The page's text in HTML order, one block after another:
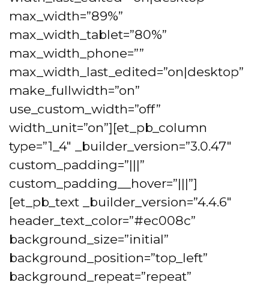
max_width=”89%”
max_width_tablet=”80%”
max_width_phone=””
max_width_last_edited=”on|desktop”
make_fullwidth=”on”
use_custom_width=”off”
width_unit=”on”][et_pb_column
type=”1_4″ _builder_version=”3.0.47″
custom_padding=”|||”
custom_padding__hover=”|||”]
[et_pb_text _builder_version=”4.4.6″
header_text_color=”#ec008c”
background_size=”initial”
background_position=”top_left”
background_repeat=”repeat”